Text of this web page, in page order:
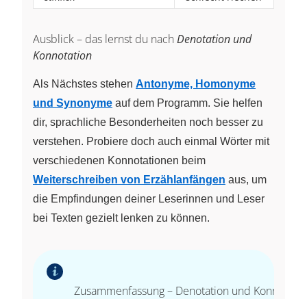
Ausblick – das lernst du nach Denotation und
Konnotation
Als Nächstes stehen Antonyme, Homonyme
und Synonyme auf dem Programm. Sie helfen
dir, sprachliche Besonderheiten noch besser zu
verstehen. Probiere doch auch einmal Wörter mit
verschiedenen Konnotationen beim
Weiterschreiben von Erzählanfängen aus, um
die Empfindungen deiner Leserinnen und Leser
bei Texten gezielt lenken zu können.
Zusammenfassung – Denotation und